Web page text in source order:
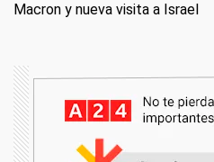
Macron y nueva visita a Israel